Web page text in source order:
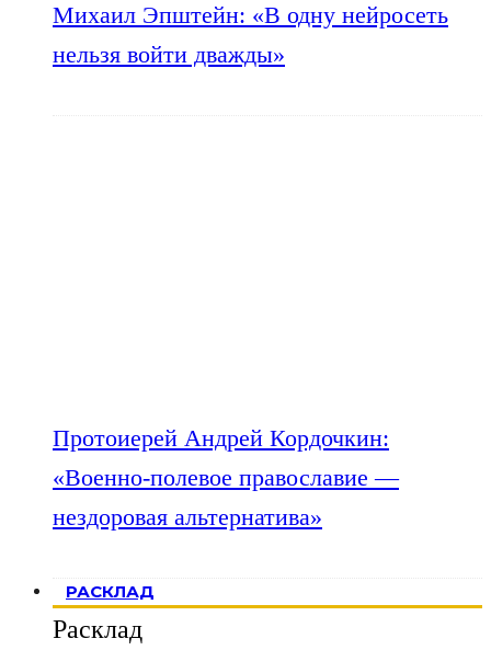
Михаил Эпштейн: «В одну нейросеть
нельзя войти дважды»
Протоиерей Андрей Кордочкин:
«Военно-полевое православие —
нездоровая альтернатива»
РАСКЛАД
Расклад